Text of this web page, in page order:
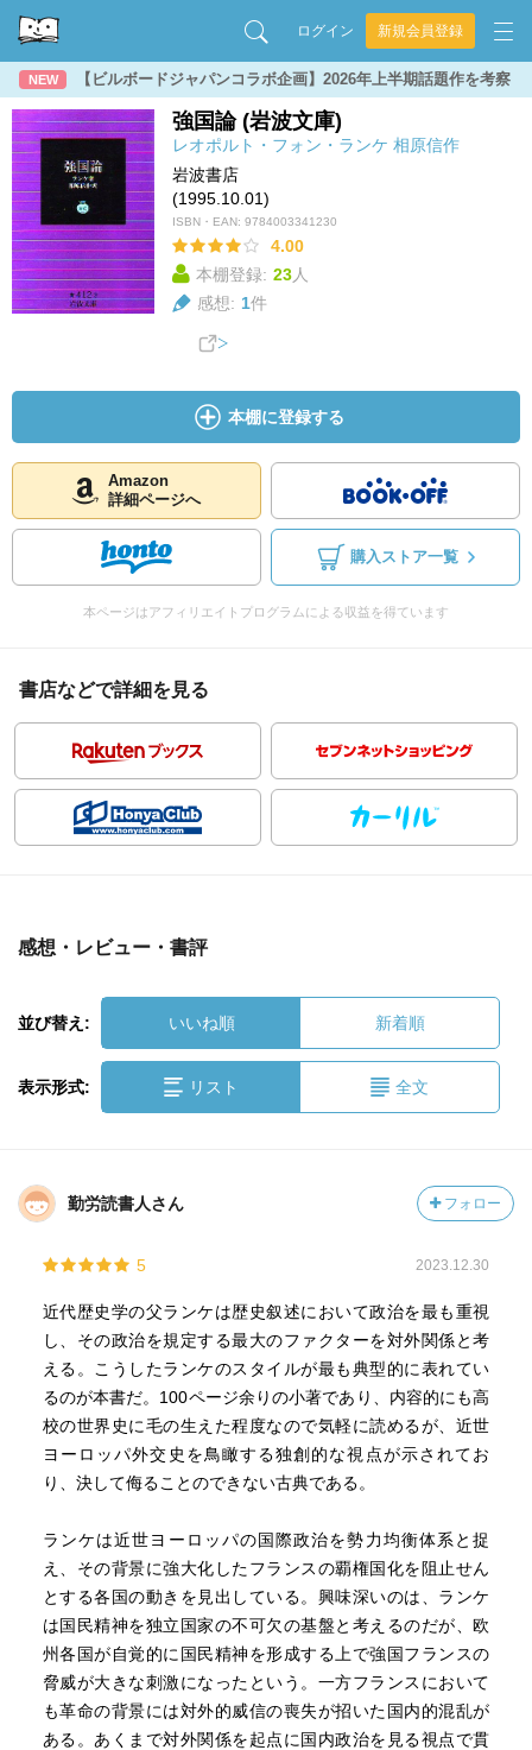
ログイン 新規会員登録
NEW 【ビルボードジャパンコラボ企画】2026年上半期話題作を考察
強国論 (岩波文庫)
レオポルト・フォン・ランケ 相原信作
岩波書店
(1995.10.01)
ISBN・EAN: 9784003341230
4.00
本棚登録: 23人
感想: 1件
本棚に登録する
Amazon
詳細ページへ
購入ストア一覧
本ページはアフィリエイトプログラムによる収益を得ています
書店などで詳細を見る
感想・レビュー・書評
並び替え: いいね順 新着順
表示形式: リスト 全文
勤労読書人さん フォロー
5 2023.12.30
近代歴史学の父ランケは歴史叙述において政治を最も重視
し、その政治を規定する最大のファクターを対外関係と考
える。こうしたランケのスタイルが最も典型的に表れてい
るのが本書だ。100ページ余りの小著であり、内容的にも高
校の世界史に毛の生えた程度なので気軽に読めるが、近世
ヨーロッパ外交史を鳥瞰する独創的な視点が示されてお
り、決して侮ることのできない古典である。
ランケは近世ヨーロッパの国際政治を勢力均衡体系と捉
え、その背景に強大化したフランスの覇権国化を阻止せん
とする各国の動きを見出している。興味深いのは、ランケ
は国民精神を独立国家の不可欠の基盤と考えるのだが、欧
州各国が自覚的に国民精神を形成する上で強国フランスの
脅威が大きな刺激になったという。一方フランスにおいて
も革命の背景には対外的威信の喪失が招いた国内的混乱が
ある。あくまで対外関係を起点に国内政治を見る視点で貫